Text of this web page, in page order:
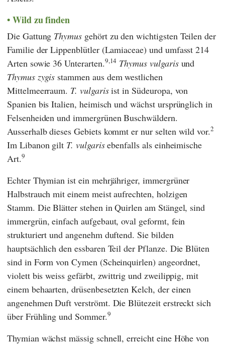
Wild zu finden
Die Gattung Thymus gehört zu den wichtigsten Teilen der
Familie der Lippenblütler (Lamiaceae) und umfasst 214
Arten sowie 36 Unterarten.9,14 Thymus vulgarisund
Thymus zygis stammen aus dem westlichen
Mittelmeerraum. T. vulgarisist in Südeuropa, von
Spanien bis Italien, heimisch und wächst ursprünglich in
Felsenheiden und immergrünen Buschwäldern.
Ausserhalb dieses Gebiets kommt er nur selten wild vor.2
Im Libanon gilt T. vulgarisebenfalls als einheimische
Art.9
Echter Thymian ist ein mehrjähriger, immergrüner
Halbstrauch mit einem meist aufrechten, holzigen
Stamm. Die Blätter stehen in Quirlen am Stängel, sind
immergrün, einfach aufgebaut, oval geformt, fein
strukturiert und angenehm duftend. Sie bilden
hauptsächlich den essbaren Teil der Pflanze. Die Blüten
sind in Form von Cymen (Scheinquirlen) angeordnet,
violett bis weiss gefärbt, zwittrig und zweilippig, mit
einem behaarten, drüsenbesetzten Kelch, der einen
angenehmen Duft verströmt. Die Blütezeit erstreckt sich
über Frühling und Sommer.9
Thymian wächst mässig schnell, erreicht eine Höhe von